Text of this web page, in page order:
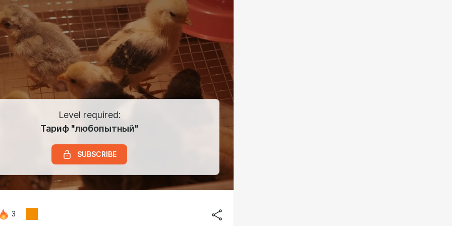
Level required:
Тариф "любопытный"
SUBSCRIBE
3